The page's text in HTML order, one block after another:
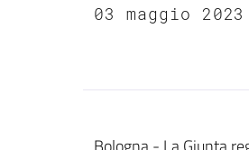
03 maggio